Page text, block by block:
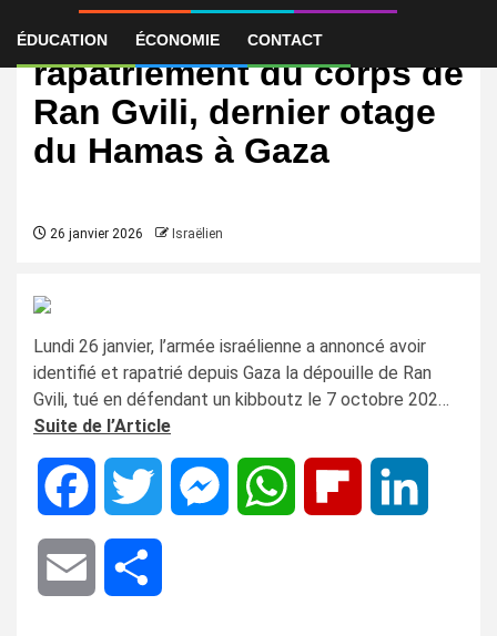
ÉDUCATION ÉCONOMIE CONTACT
Israël annonce le
rapatriement du corps de
Ran Gvili, dernier otage
du Hamas à Gaza
26 janvier 2026 Israëlien
Lundi 26 janvier, l’armée israélienne a annoncé avoir
identifié et rapatrié depuis Gaza la dépouille de Ran
Gvili, tué en défendant un kibboutz le 7 octobre 202…
Suite de l’Article
Facebook Twitter MessengerWhatsApp Flipboard
Email